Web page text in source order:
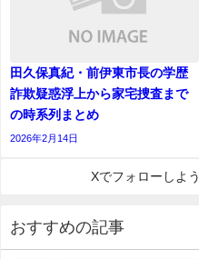
田久保真紀・前伊東市長の学歴
詐欺疑惑浮上から家宅捜査まで
の時系列まとめ
2026年2月14日
Xでフォローしよう
おすすめの記事